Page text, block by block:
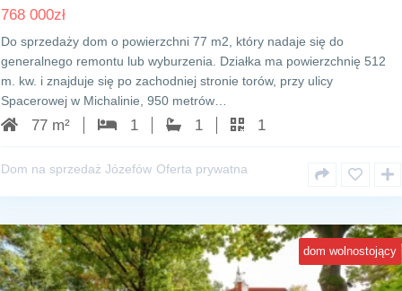
768 000zł
Do sprzedaży dom o powierzchni 77 m2, który nadaje się do
generalnego remontu lub wyburzenia. Działka ma powierzchnię 512
m. kw. i znajduje się po zachodniej stronie torów, przy ulicy
Spacerowej w Michalinie, 950 metrów…
77 m² 1 1 1
Dom na sprzedaż Józefów Oferta prywatna
dom wolnostojący